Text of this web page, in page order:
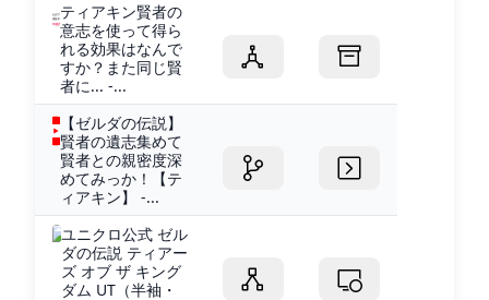
ティアキン賢者の
意志を使って得ら
れる効果はなんで
すか？また同じ賢
者に... -...
【ゼルダの伝説】
賢者の遺志集めて
賢者との親密度深
めてみっか！【テ
ィアキン】 -...
ユニクロ公式 ゼル
ダの伝説 ティアー
ズ オブ ザ キング
ダム UT（半袖・